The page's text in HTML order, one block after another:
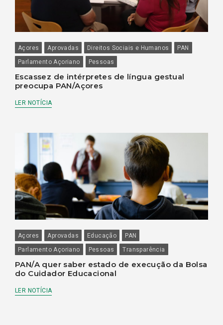
Açores Aprovadas Direitos Sociais e Humanos
PAN
Parlamento Açoriano
Pessoas
Escassez de intérpretes de língua gestual
preocupa PAN/Açores
LER NOTÍCIA
Açores Aprovadas Educação
PAN
Parlamento Açoriano
Pessoas Transparência
PAN/A quer saber estado de execução da Bolsa
do Cuidador Educacional
LER NOTÍCIA